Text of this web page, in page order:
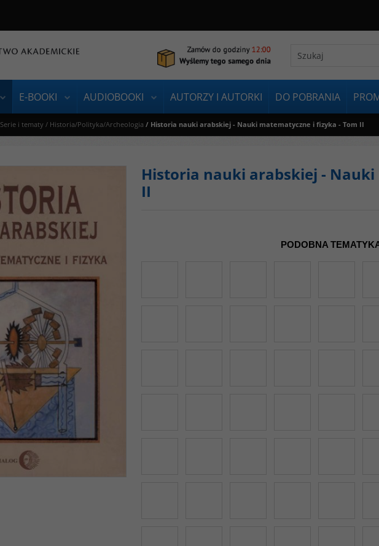
E-BOOKI AUDIOBOOKI AUTORZY I AUTORKI DO POBRANIA
Serie i tematy / Historia/Polityka/Archeologia / Historia nauki arabskiej - Nauki matematyczne i fizyka - Tom II
Historia nauki arabskiej -
II
PODOBNA